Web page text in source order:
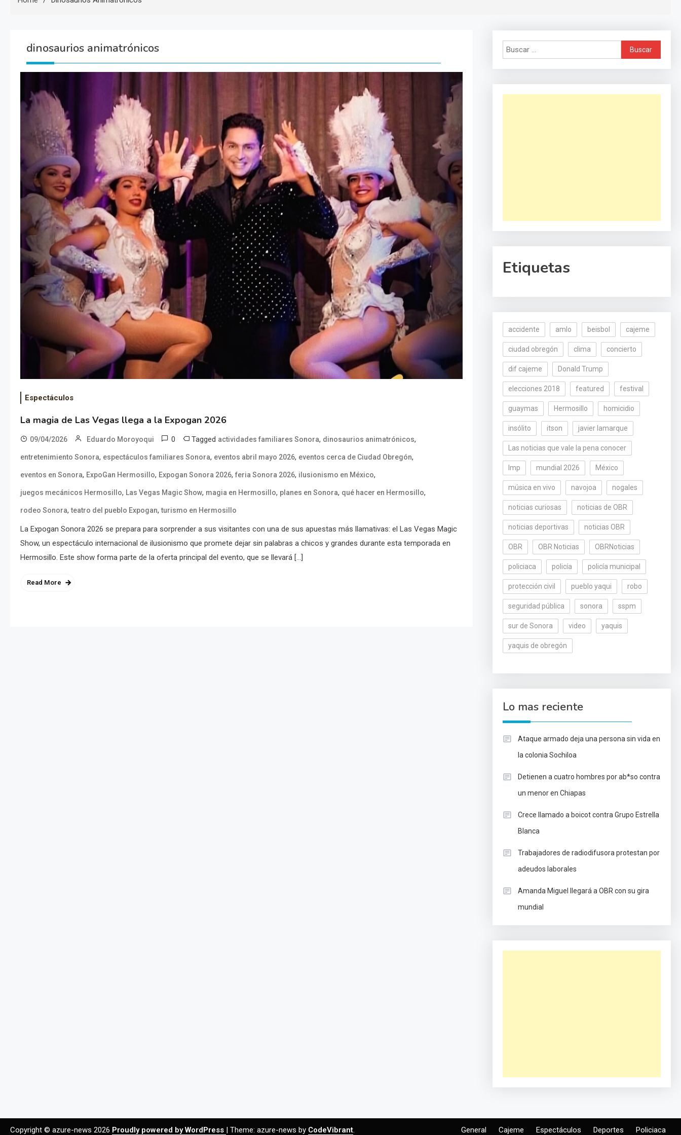
dinosaurios animatrónicos
Espectáculos
La magia de Las Vegas llega a la Expogan 2026
09/04/2026 Eduardo Moroyoqui 0 Tagged actividades familiares Sonora, dinosaurios animatrónicos,
entretenimiento Sonora, espectáculos familiares Sonora, eventos abril mayo 2026, eventos cerca de Ciudad Obregón,
eventos en Sonora, ExpoGan Hermosillo, Expogan Sonora 2026, feria Sonora 2026, ilusionismo en México,
juegos mecánicos Hermosillo, Las Vegas Magic Show, magia en Hermosillo, planes en Sonora, qué hacer en Hermosillo,
rodeo Sonora,teatro del pueblo Expogan,turismo en Hermosillo
La Expogan Sonora 2026 se prepara para sorprender a sus visitantes con una de sus apuestas más llamativas: el Las Vegas Magic
Show, un espectáculo internacional de ilusionismo que promete dejar sin palabras a chicos y grandes durante esta temporada en
Hermosillo. Este show forma parte de la oferta principal del evento, que se llevará […]
Read More
Buscar:
Etiquetas
accidente amlo beisbol cajeme
ciudad obregón clima concierto
dif cajeme Donald Trump
elecciones 2018 featured festival
guaymas Hermosillo homicidio
insólito itson javier lamarque
Las noticias que vale la pena conocer
lmp mundial 2026 México
música en vivo navojoa nogales
noticias curiosas noticias de OBR
noticias deportivas noticias OBR
OBR OBR Noticias OBRNoticias
policiaca policía policía municipal
protección civil pueblo yaqui robo
seguridad pública sonora sspm
sur de Sonora video yaquis
yaquis de obregón
Lo mas reciente
Ataque armado deja una persona sin vida en
la colonia Sochiloa
Detienen a cuatro hombres por ab*so contra
un menor en Chiapas
Crece llamado a boicot contra Grupo Estrella
Blanca
Trabajadores de radiodifusora protestan por
adeudos laborales
Amanda Miguel llegará a OBR con su gira
mundial
Copyright © azure-news 2026 Proudly powered by WordPress | Theme: azure-news by CodeVibrant. General Cajeme Espectáculos Deportes Policiaca